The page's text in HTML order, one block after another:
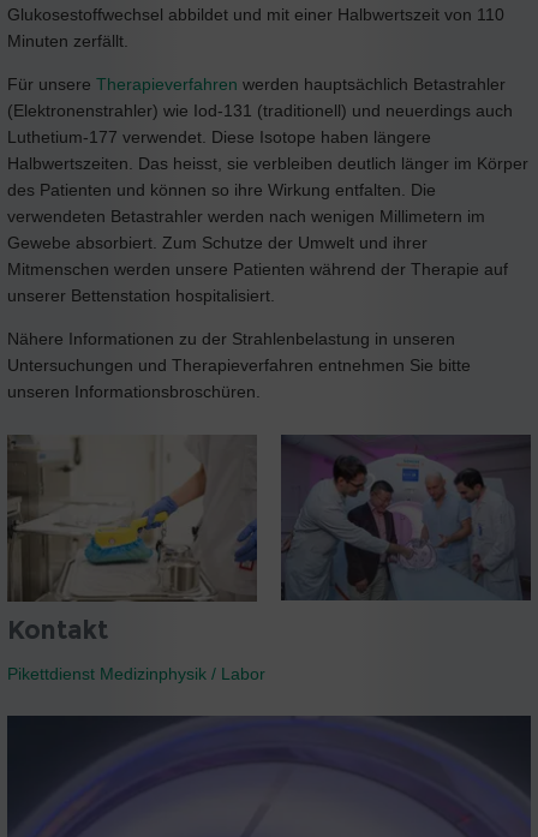
Glukosestoffwechsel abbildet und mit einer Halbwertszeit von 110
Minuten zerfällt.
Für unsere Therapieverfahren werden hauptsächlich Betastrahler
(Elektronenstrahler) wie Iod-131 (traditionell) und neuerdings auch
Luthetium-177 verwendet. Diese Isotope haben längere
Halbwertszeiten. Das heisst, sie verbleiben deutlich länger im Körper
des Patienten und können so ihre Wirkung entfalten. Die
verwendeten Betastrahler werden nach wenigen Millimetern im
Gewebe absorbiert. Zum Schutze der Umwelt und ihrer
Mitmenschen werden unsere Patienten während der Therapie auf
unserer Bettenstation hospitalisiert.
Nähere Informationen zu der Strahlenbelastung in unseren
Untersuchungen und Therapieverfahren entnehmen Sie bitte
unseren Informationsbroschüren.
Kontakt
Pikettdienst Medizinphysik / Labor